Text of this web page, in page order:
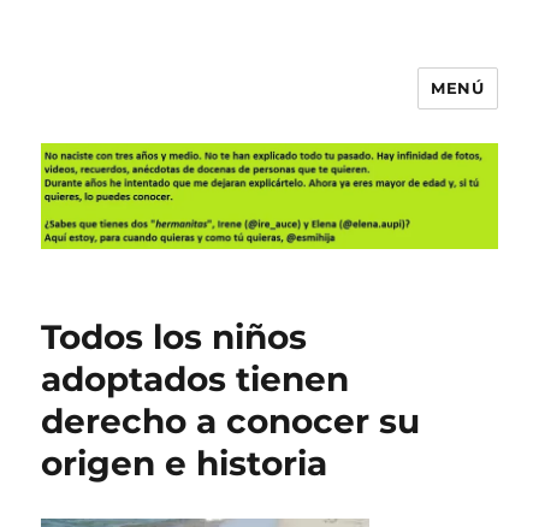
MENÚ
Todos los niños
adoptados tienen
derecho a conocer su
origen e historia